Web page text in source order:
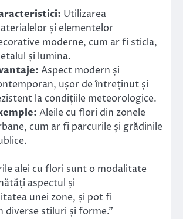
Utilizarea
și elementelor
moderne, cum ar fi sticla,
și lumina.
Aspect modern și
ușor de întreținut și
la condițiile meteorologice.
Aleile cu flori din zonele
cum ar fi parcurile și grădinile
alei cu flori sunt o modalitate
aspectul și
unei zone, și pot fi
diverse stiluri și forme.”